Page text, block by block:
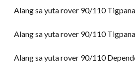
Alang sa yuta rover 90/110
Alang sa yuta rover 90/110
Alang sa yuta rover 90/110